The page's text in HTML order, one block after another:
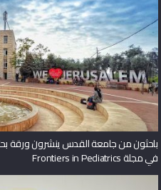
باحثون من جامعة القدس ينشرون ورقة
في مجلة Frontiers in Pediatrics